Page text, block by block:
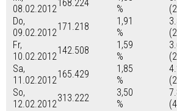
08.02.2012
168.224
%
Do,
09.02.2012
171.218
1,91
%
Fr,
10.02.2012
142.508
1,59
%
Sa,
11.02.2012
165.429
1,85
%
So,
12.02.2012
313.222
3,50
%